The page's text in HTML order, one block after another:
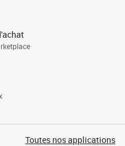
Toutes nos applications